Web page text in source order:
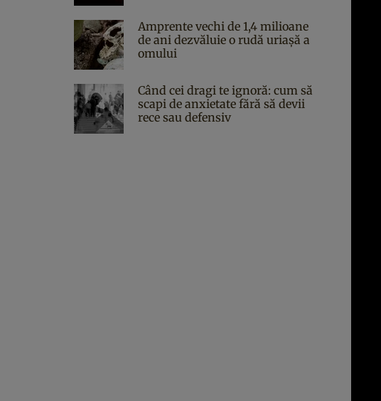
Amprente vechi de 1,4 milioane
de ani dezvăluie o rudă uriașă a
omului
Când cei dragi te ignoră: cum să
scapi de anxietate fără să devii
rece sau defensiv